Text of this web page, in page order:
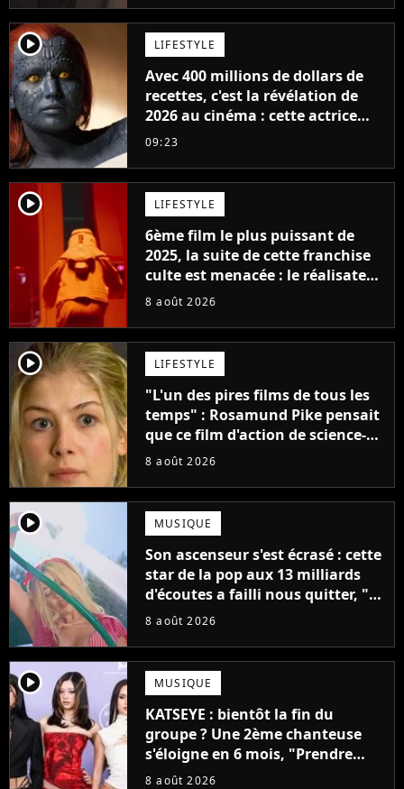
player2 LIFESTYLE
Avec 400 millions de dollars de
recettes, c'est la révélation de
2026 au cinéma : cette actrice
adorée prête à remplacer
09:23
player2 LIFESTYLE
6ème film le plus puissant de
2025, la suite de cette franchise
culte est menacée : le réalisateur
claque la porte pour "différends
8 août 2026
player2 LIFESTYLE
"L'un des pires films de tous les
temps" : Rosamund Pike pensait
que ce film d'action de science-
fiction avec Dwayne Johnson
8 août 2026
player2 MUSIQUE
Son ascenseur s'est écrasé : cette
star de la pop aux 13 milliards
d'écoutes a failli nous quitter, "Je
pensais ne plus jamais chanter"
8 août 2026
player2 MUSIQUE
KATSEYE : bientôt la fin du
groupe ? Une 2ème chanteuse
s'éloigne en 6 mois, "Prendre
cette décision n’a pas été facile"
8 août 2026